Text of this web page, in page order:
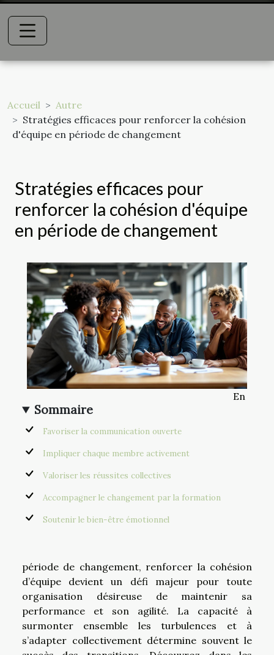
Accueil
Autre
Stratégies efficaces pour renforcer la cohésion
d'équipe en période de changement
Stratégies efficaces pour
renforcer la cohésion d'équipe
en période de changement
Sommaire
Favoriser la communication ouverte
Impliquer chaque membre activement
Valoriser les réussites collectives
Accompagner le changement par la formation
Soutenir le bien-être émotionnel
En
période de changement, renforcer la cohésion
d’équipe devient un défi majeur pour toute
organisation désireuse de maintenir sa
performance et son agilité. La capacité à
surmonter ensemble les turbulences et à
s’adapter collectivement détermine souvent le